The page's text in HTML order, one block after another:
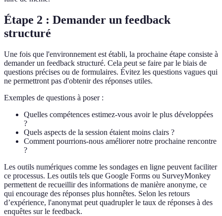
Étape 2 : Demander un feedback
structuré
Une fois que l'environnement est établi, la prochaine étape consiste à
demander un feedback structuré. Cela peut se faire par le biais de
questions précises ou de formulaires. Évitez les questions vagues qui
ne permettront pas d'obtenir des réponses utiles.
Exemples de questions à poser :
Quelles compétences estimez-vous avoir le plus développées
?
Quels aspects de la session étaient moins clairs ?
Comment pourrions-nous améliorer notre prochaine rencontre
?
Les outils numériques comme les sondages en ligne peuvent faciliter
ce processus. Les outils tels que Google Forms ou SurveyMonkey
permettent de recueillir des informations de manière anonyme, ce
qui encourage des réponses plus honnêtes. Selon les retours
d’expérience, l'anonymat peut quadrupler le taux de réponses à des
enquêtes sur le feedback.